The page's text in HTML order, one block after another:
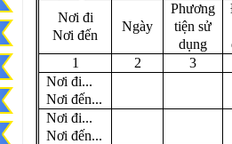
Nơi đi
Nơi đến
Ngày
Phương
tiện sử
dụng
1
2
3
Nơi đi...
Nơi đến...
Nơi đi...
Nơi đến...